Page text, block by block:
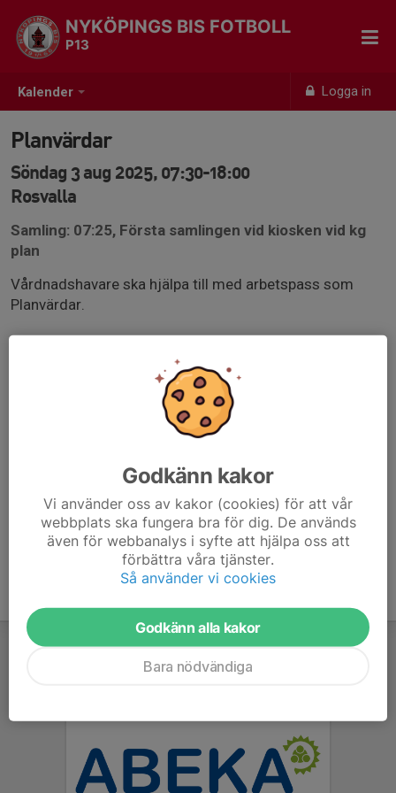
Kalender Logga in
NYKÖPINGS BIS FOTBOLL
P13
Planvärdar
Söndag 3 aug 2025, 07:30-18:00
Rosvalla
Samling: 07:25, Första samlingen vid kiosken vid kg
plan
Vårdnadshavare ska hjälpa till med arbetspass som
Planvärdar.
Se till att matchen startar i tid. Ta in och rapportera
Svara på frågor från publik om kiosker och andra enklare
frågor. Kan man inte svara så hänvisa till tävlingskansliet
Vi behöver svara innan 24/7. Minst fyra vuxna behöver
ställa upp. Fler vuxna desto kortare tid behöver dom stå.
Godkänn kakor
Vi använder oss av kakor (cookies) för att vår
webbplats ska fungera bra för dig. De används
även för webbanalys i syfte att hjälpa oss att
förbättra våra tjänster.
Så använder vi cookies
Godkänn alla kakor
Bara nödvändiga